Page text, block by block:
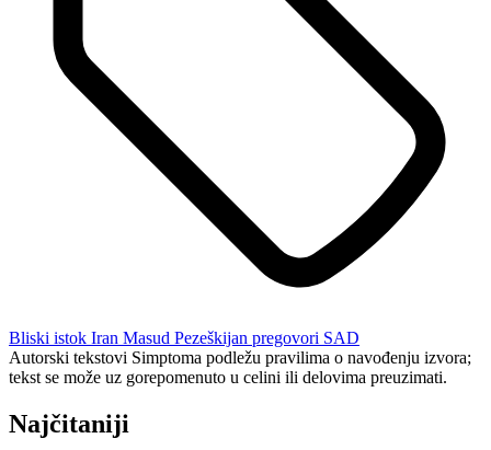
Bliski istok Iran Masud Pezeškijan pregovori SAD
Autorski tekstovi Simptoma podležu pravilima o navođenju izvora;
tekst se može uz gorepomenuto u celini ili delovima preuzimati.
Najčitaniji